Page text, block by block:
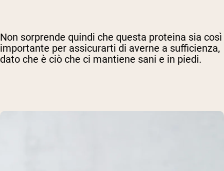
Non sorprende quindi che questa proteina sia così
importante per assicurarti di averne a sufficienza,
dato che è ciò che ci mantiene sani e in piedi.